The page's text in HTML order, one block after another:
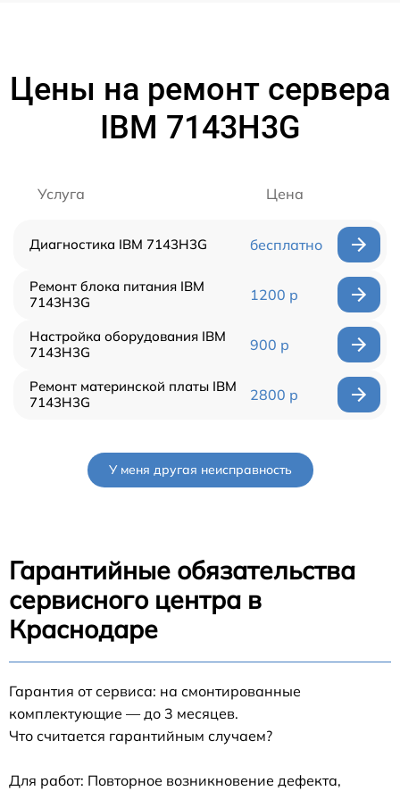
Цены на ремонт сервера
IBM 7143H3G
Услуга Цена
Диагностика IBM 7143H3G бесплатно
Ремонт блока питания IBM
7143H3G
1200 р
Настройка оборудования IBM
7143H3G
900 р
Ремонт материнской платы IBM
7143H3G
2800 р
У меня другая неисправность
Гарантийные обязательства
сервисного центра в
Краснодаре
Гарантия от сервиса: на смонтированные
комплектующие — до 3 месяцев.
Что считается гарантийным случаем?
Для работ: Повторное возникновение дефекта,